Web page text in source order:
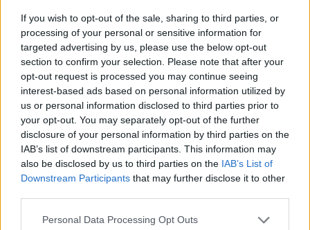
If you wish to opt-out of the sale, sharing to third parties, or
processing of your personal or sensitive information for
targeted advertising by us, please use the below opt-out
section to confirm your selection. Please note that after your
opt-out request is processed you may continue seeing
interest-based ads based on personal information utilized by
us or personal information disclosed to third parties prior to
your opt-out. You may separately opt-out of the further
disclosure of your personal information by third parties on the
IAB’s list of downstream participants. This information may
also be disclosed by us to third parties on the IAB’s List of
Downstream Participants that may further disclose it to other
Please note that this website/app uses one or more Google
Personal Data Processing Opt Outs
Petrolio in calo: Brent a 88.9 dollari, ribassi diffusi tra le
materie prime
Andrea Innocenti · 6 Ago 2026
NEWS